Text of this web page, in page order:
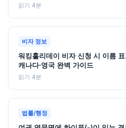
읽기 4분
비자 정보
워킹홀리데이 비자 신청 시 이름
캐나다·영국 완벽 가이드
읽기 4분
법률/행정